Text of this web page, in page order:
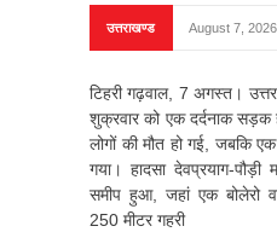
उत्तराखण्ड August 7, 2026
टिहरी गढ़वाल, 7 अगस्त।
शुक्रवार को एक दर्दनाक सड़क
लोगों की मौत हो गई, जबकि
गया। हादसा देवप्रयाग-
समीप हुआ, जहां एक बोलेरो
250 मीटर गहरी